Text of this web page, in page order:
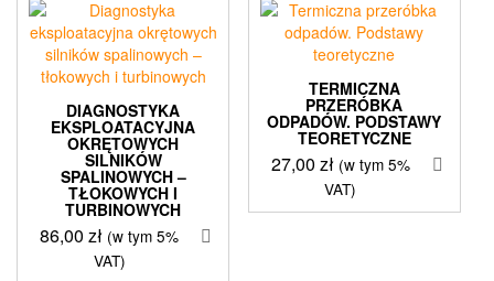
DIAGNOSTYKA
EKSPLOATACYJNA
OKRĘTOWYCH
SILNIKÓW
SPALINOWYCH –
TŁOKOWYCH I
TURBINOWYCH
86,00zł (w tym 5%
VAT)
TERMICZNA
PRZERÓBKA
ODPADÓW. PODSTAWY
TEORETYCZNE
27,00 zł (w tym 5%
VAT)